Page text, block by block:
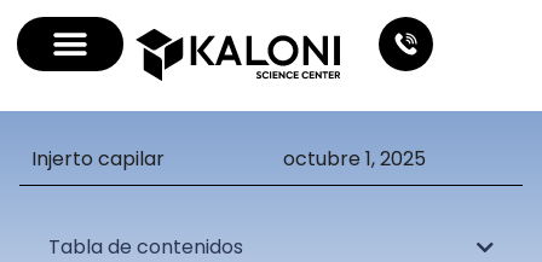
Injerto capilar octubre 1, 2025
Tabla de contenidos